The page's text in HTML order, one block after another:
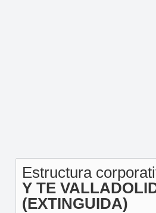
Estructura
Y TE
(EXTINGUIDA)